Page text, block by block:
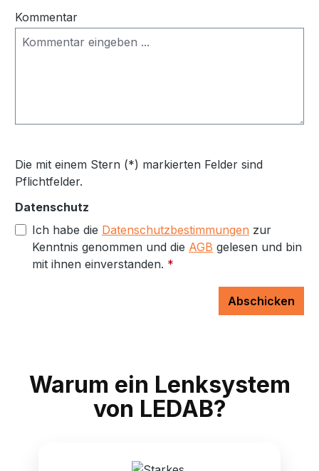
Kommentar
Die mit einem Stern (*) markierten Felder sind
Pflichtfelder.
Datenschutz
Ich habe die Datenschutzbestimmungen zur
Kenntnis genommen und die AGB gelesen und bin
mit ihnen einverstanden. *
Abschicken
Warum ein Lenksystem
von LEDAB?